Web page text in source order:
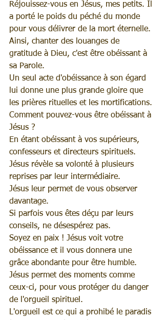
Réjouissez-vous en Jésus, mes petits. Il
a porté le poids du péché du monde
pour vous délivrer de la mort éternelle.
Ainsi, chanter des louanges de
gratitude à Dieu, c'est être obéissant à
sa Parole.
Un seul acte d'obéissance à son égard
lui donne une plus grande gloire que
les prières rituelles et les mortifications.
Comment pouvez-vous être obéissant à
Jésus ?
En étant obéissant à vos supérieurs,
confesseurs et directeurs spirituels.
Jésus révèle sa volonté à plusieurs
reprises par leur intermédiaire.
Jésus leur permet de vous observer
davantage.
Si parfois vous êtes déçu par leurs
conseils, ne désespérez pas.
Soyez en paix ! Jésus voit votre
obéissance et il vous donnera une
grâce abondante pour être humble.
Jésus permet des moments comme
ceux-ci, pour vous protéger du danger
de l'orgueil spirituel.
L'orgueil est ce qui a prohibé le paradis